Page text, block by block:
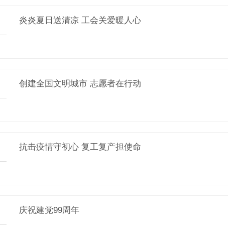
炎炎夏日送清凉 工会关爱暖人心
创建全国文明城市 志愿者在行动
抗击疫情守初心 复工复产担使命
庆祝建党99周年